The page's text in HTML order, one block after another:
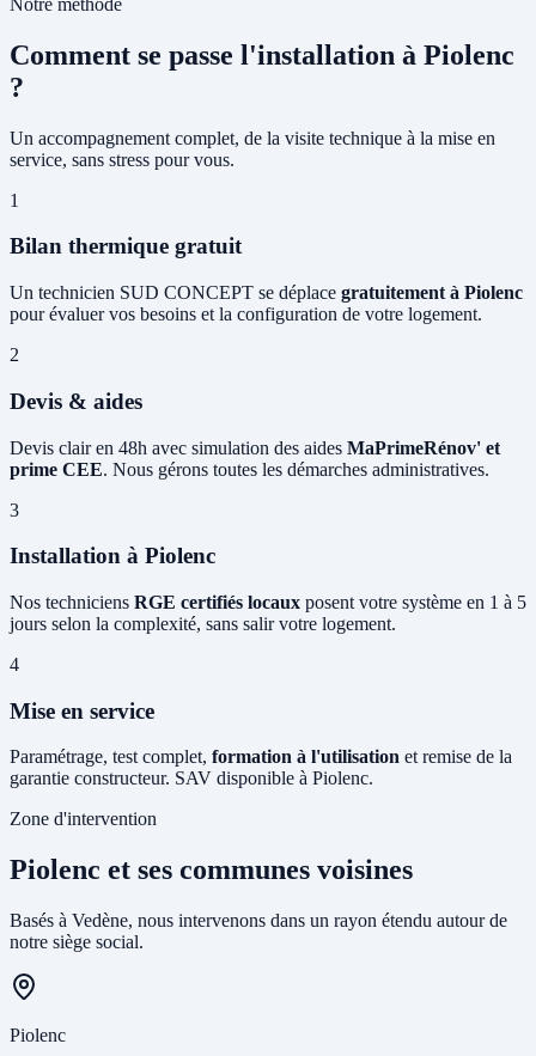
Comment se passe l'installation à Piolenc
?
Un accompagnement complet, de la visite technique à la mise en
service, sans stress pour vous.
1
Bilan thermique gratuit
Un technicien SUD CONCEPT se déplace gratuitement à Piolenc
pour évaluer vos besoins et la configuration de votre logement.
2
Devis & aides
Devis clair en 48h avec simulation des aides MaPrimeRénov' et
prime CEE. Nous gérons toutes les démarches administratives.
3
Installation à Piolenc
Nos techniciens RGE certifiés locaux posent votre système en 1 à 5
jours selon la complexité, sans salir votre logement.
4
Mise en service
Paramétrage, test complet, formation à l'utilisation et remise de la
garantie constructeur. SAV disponible à Piolenc.
Zone d'intervention
Piolenc et ses communes voisines
Basés à Vedène, nous intervenons dans un rayon étendu autour de
notre siège social.
Piolenc